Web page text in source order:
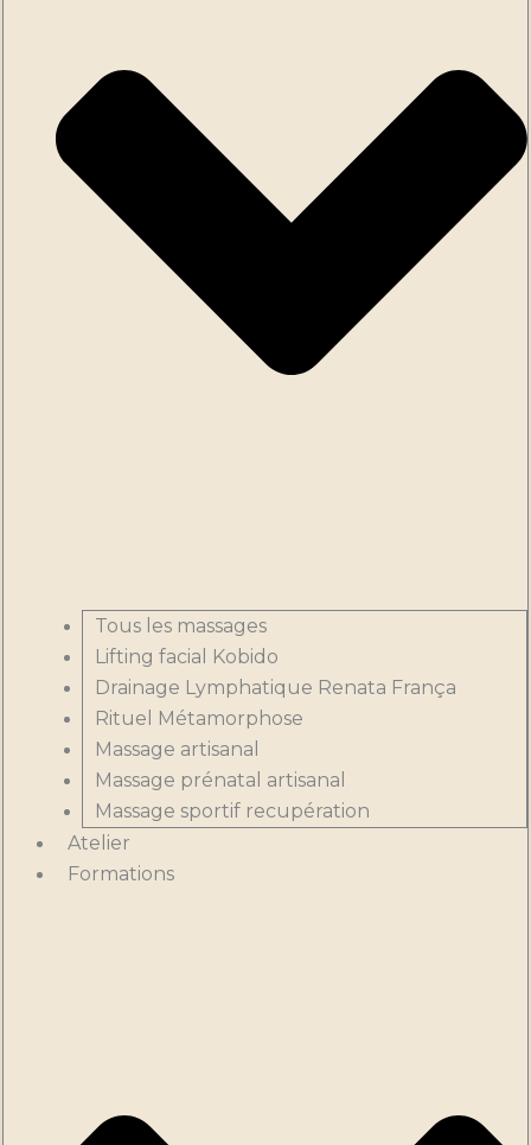
Tous les massages
Lifting facial Kobido
Drainage Lymphatique Renata França
Rituel Métamorphose
Massage artisanal
Massage prénatal artisanal
Massage sportif recupération
Atelier
Formations